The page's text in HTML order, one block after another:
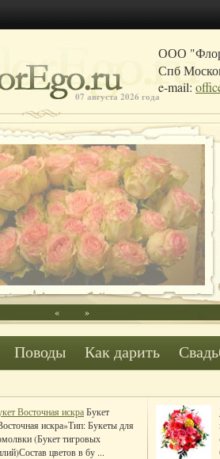
07 августа 2026 года
« »
Поводы Как дарить
Восточная искраБукет
искра»Тип: Букеты для
(Букет тигровых
цветов в бу ...
ООО
Спб
e-mail: